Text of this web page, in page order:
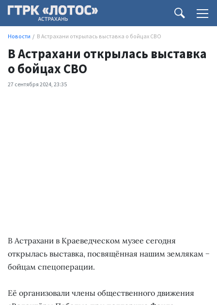
Новости В Астрахани открылась выставка о бойцах СВО
В Астрахани открылась выставка
о бойцах СВО
27 сентября 2024, 23:35
В Астрахани в Краеведческом музее сегодня
открылась выставка, посвящённая нашим землякам −
бойцам спецоперации.
Её организовали члены общественного движения